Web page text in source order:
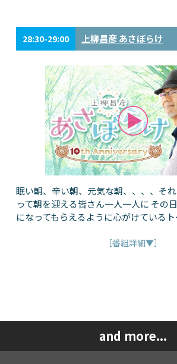
28:30-29:00 上柳昌彦 あさぼらけ
眠い朝、辛い朝、元気な朝、、、、そ
って朝を迎える皆さん一人一人に その
になってもらえるように心がけている
［番組詳細▼］
and more...